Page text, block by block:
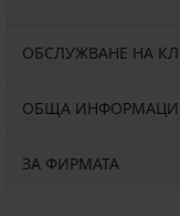
ОБСЛУЖВАНЕ НА
ОБЩА
ЗА ФИРМАТА